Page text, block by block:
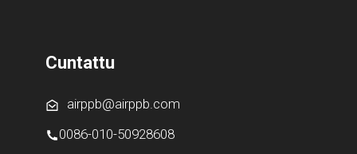
Cuntattu
airppb@airppb.com
0086-010-50928608